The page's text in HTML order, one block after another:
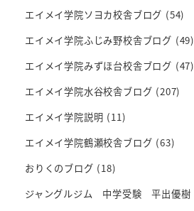
エイメイ学院ソヨカ校舎ブログ (54)
エイメイ学院ふじみ野校舎ブログ (49)
エイメイ学院みずほ台校舎ブログ (47)
エイメイ学院水谷校舎ブログ (207)
エイメイ学院説明 (11)
エイメイ学院鶴瀬校舎ブログ (63)
おりくのブログ (18)
ジャングルジム 中学受験 平出優樹